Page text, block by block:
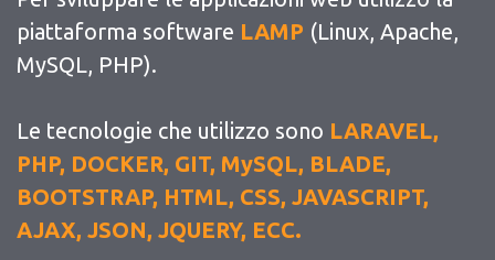
piattaforma software LAMP (Linux, Apache,
MySQL, PHP).
Le tecnologie che utilizzo sono LARAVEL,
PHP, DOCKER, GIT, MySQL, BLADE,
BOOTSTRAP, HTML, CSS, JAVASCRIPT,
AJAX, JSON, JQUERY, ECC.